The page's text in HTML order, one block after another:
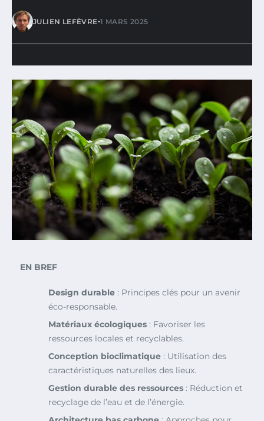
JULIEN LEFÈVRE•1 MARS 2025
EN BREF
Design durable : Principes clés pour un avenir
éco-responsable.
Matériaux écologiques : Favoriser les
ressources locales et recyclables.
Conception bioclimatique : Utilisation des
caractéristiques naturelles des lieux.
Gestion durable des ressources : Réduction et
recyclage de l’eau et de l’énergie.